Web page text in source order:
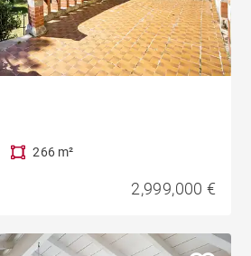
266 m²
2,999,000 €